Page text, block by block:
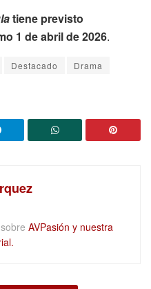
tiene previsto
1 de abril de 2026.
Destacado
Drama
AVPasión y nuestra